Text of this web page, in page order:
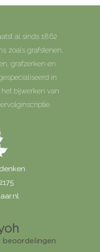
al sinds 1862
zoals grafstenen,
grafzerken en
in
bijwerken van